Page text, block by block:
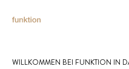
Sie sind hier:
WILLKOMMEN BEI FUNKTION IN